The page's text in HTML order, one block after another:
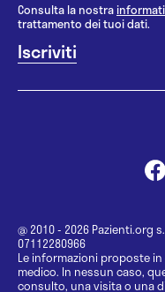
Consulta la nostra
trattamento dei tuoi dati.
@ 2010 - 2026 Pazienti.org
07112280966
Le informazioni proposte
medico. In nessun caso,
consulto, una visita o una